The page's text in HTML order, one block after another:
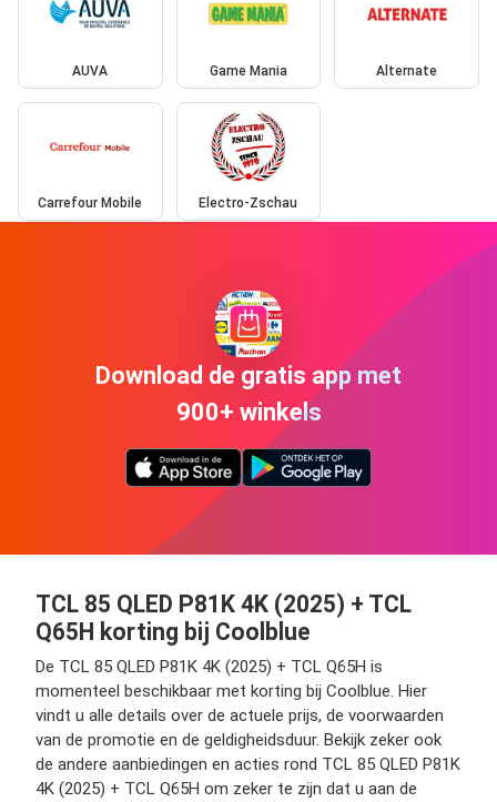
AUVA Game Mania Alternate
Carrefour Mobile Electro-Zschau
Download de gratis app met
900+ winkels
TCL 85 QLED P81K 4K (2025) + TCL
Q65H korting bij Coolblue
De TCL 85 QLED P81K 4K (2025) + TCL Q65H is
momenteel beschikbaar met korting bij Coolblue. Hier
vindt u alle details over de actuele prijs, de voorwaarden
van de promotie en de geldigheidsduur. Bekijk zeker ook
de andere aanbiedingen en acties rond TCL 85 QLED P81K
4K (2025) + TCL Q65H om zeker te zijn dat u aan de